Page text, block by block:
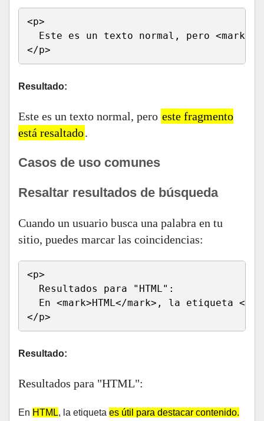
<p>
Este es un texto normal, pero
</p>
Resultado:
Este es un texto normal, pero este fragmento
está resaltado.
Casos de uso comunes
Resaltar resultados de búsqueda
Cuando un usuario busca una palabra en tu
sitio, puedes marcar las coincidencias:
<p>
  Resultados para "HTML":
En <mark>HTML</mark>, la etiqueta
</p>
Resultado:
Resultados para "HTML":
En HTML, la etiqueta es útil para destacar contenido.